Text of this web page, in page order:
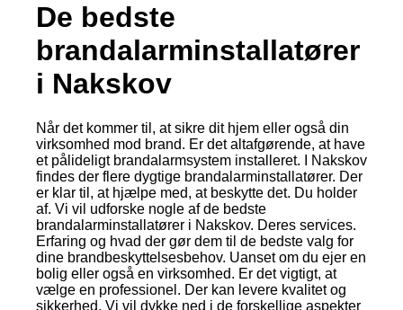
De bedste
brandalarminstallatører
i Nakskov
Når det kommer til, at sikre dit hjem eller også din
virksomhed mod brand. Er det altafgørende, at have
et pålideligt brandalarmsystem installeret. I Nakskov
findes der flere dygtige brandalarminstallatører. Der
er klar til, at hjælpe med, at beskytte det. Du holder
af. Vi vil udforske nogle af de bedste
brandalarminstallatører i Nakskov. Deres services.
Erfaring og hvad der gør dem til de bedste valg for
dine brandbeskyttelsesbehov. Uanset om du ejer en
bolig eller også en virksomhed. Er det vigtigt, at
vælge en professionel. Der kan levere kvalitet og
sikkerhed. Vi vil dykke ned i de forskellige aspekter